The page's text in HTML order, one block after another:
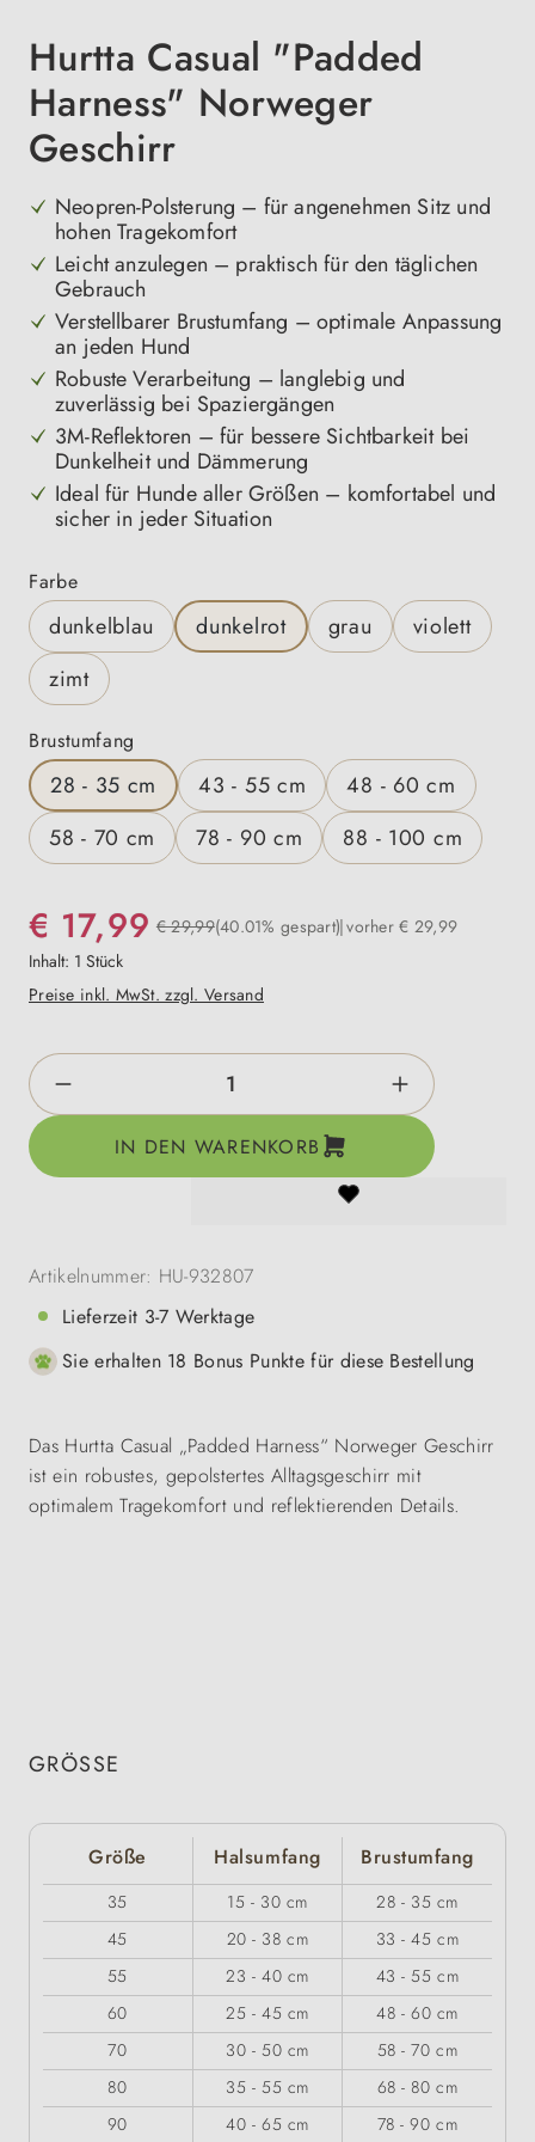
Hurtta Casual "Padded
Harness" Norweger
Geschirr
Neopren-Polsterung – für angenehmen Sitz und
hohen Tragekomfort
Leicht anzulegen – praktisch für den täglichen
Gebrauch
Verstellbarer Brustumfang – optimale Anpassung
an jeden Hund
Robuste Verarbeitung – langlebig und
zuverlässig bei Spaziergängen
3M-Reflektoren – für bessere Sichtbarkeit bei
Dunkelheit und Dämmerung
Ideal für Hunde aller Größen – komfortabel und
sicher in jeder Situation
Farbeauswählen
dunkelblau dunkelrot grau
violett
zimt
Brustumfang
28 - 35 cm 43 - 55 cm
48 - 60 cm
58 - 70 cm
78 - 90 cm 88 - 100 cm
€ 17,99 € 29,99(40.01% gespart) vorher € 29,99
Inhalt: 1 Stück
Preise inkl. MwSt. zzgl. Versand
Produkt Anzahl: Gib den gewünschten
IN DEN WARENKORB
Artikelnummer: HU-932807
Lieferzeit 3-7 Werktage
Sie erhalten 18 Bonus Punkte für diese Bestellung
Das Hurtta Casual „Padded Harness“ Norweger Geschirr
ist ein robustes, gepolstertes Alltagsgeschirr mit
optimalem Tragekomfort und reflektierenden Details.
GRÖSSE
Größe Halsumfang Brustumfang
35 15 - 30 cm
28 - 35 cm
45
20 - 38 cm
33 - 45 cm
55
23 - 40 cm
43 - 55 cm
60
25 - 45 cm
48 - 60 cm
70
30 - 50 cm
58 - 70 cm
80
35 - 55 cm
68 - 80 cm
90
40 - 65 cm 78 - 90 cm